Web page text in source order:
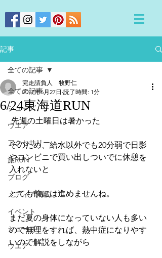
記事
全ての記事
シューズ
ウエア
アクセサリー
旅RUN
ブログ
メディア掲載
イベント
シューズ
ウエア
全ての記事
6/24東海道RUN
完走請負人 牧野仁
2017年6月27日 読了時間: 1分
先週の土曜日は暑かった
そのため、給水以外でも20分弱で日影
やコンビニで買い出しついでに休憩を
入れないと
とても前には進めませんね。
まだ夏の身体になっていない人も多い
ので無理をすれば、熱中症になりやす
いので解説をしながら